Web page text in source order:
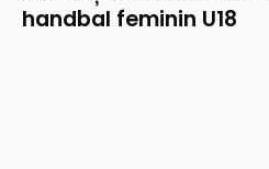
handbal feminin U18